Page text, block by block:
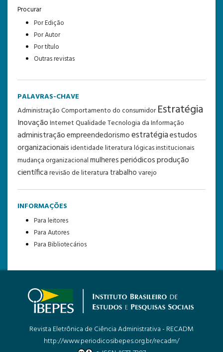
Procurar
Por Edição
Por Autor
Por título
Outras revistas
PALAVRAS-CHAVE
AdministraçãoComportamento do consumidor Estratégia
InovaçãoInternetQualidadeTecnologia da Informação
administraçãoempreendedorismoestratégiaestudos
organizacionaisidentidadeliteraturalógicas institucionais
mudança organizacionalmulheresperiódicosprodução
científicarevisão de literatura trabalhovarejo
INFORMAÇÕES
Para leitores
Para Autores
Para Bibliotecários
Revista Eletrônica de Ciência Administrativa - RECADM
http://www.periodicosibepes.org.br/recadm/